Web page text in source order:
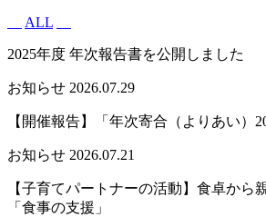
ALL
2025年度 年次報告書を公開しました
お知らせ 2026.07.29
【開催報告】「年次寄合（よりあい）
お知らせ 2026.07.21
【子育てパートナーの活動】食卓から
「食事の支援」